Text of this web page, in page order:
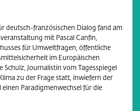
deutsch-französischen Dialog fand am
mit Pascal Canfin,
für Umweltfragen, öffentliche
im Europäischen
Schulz, Journalistin vom Tagesspiegel
zu der Frage statt, inwiefern der
einen Paradigmenwechsel für die